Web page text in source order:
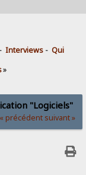
- Interviews - Qui
»
"Logiciels"
« précédent suivant »